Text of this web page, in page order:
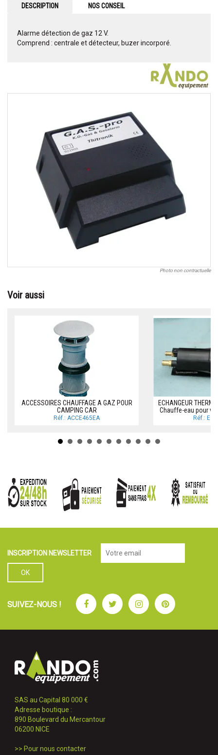
DESCRIPTION NOS CONSEIL
Alarme détection de gaz 12 V.
Comprend : centrale et détecteur, buzer incorporé.
Photo non contractuelle
Voir aussi
ACCESSOIRES CHAUFFAGE A GAZ POUR
CAMPING CAR
Réf.: ACCE465EA
ECHANGEUR
Chauffe-eau pour
Réf.:
INSCRIPTION NEWSLETTER
SUIVEZ-NOUS ! FacebookTwitterInstagramPinterest
SAS au Capital 80 000 €
Adresse boutique :
890 Boulevard du Mercantour
06200 NICE
>> Pour nous contacter